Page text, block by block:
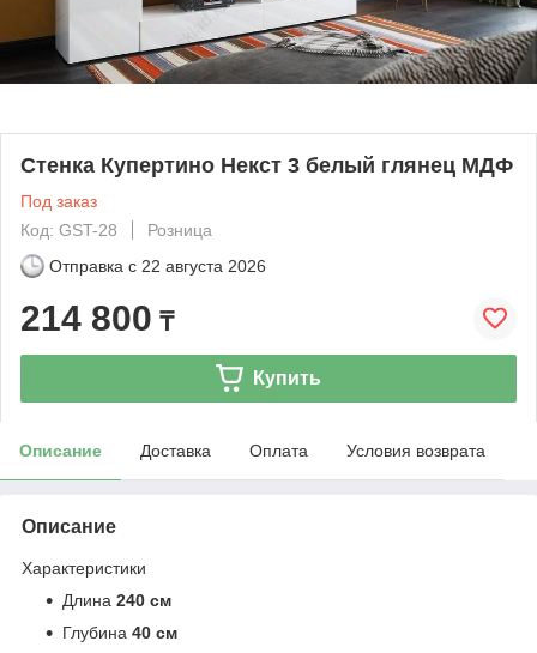
Стенка Купертино Некст 3 белый глянец МДФ
Под заказ
Код: GST-28
Розница
Отправка с 22 августа 2026
214 800 ₸
Купить
Описание Доставка Оплата Условия возврата
Описание
Характеристики
Длина 240 см
Глубина 40 см